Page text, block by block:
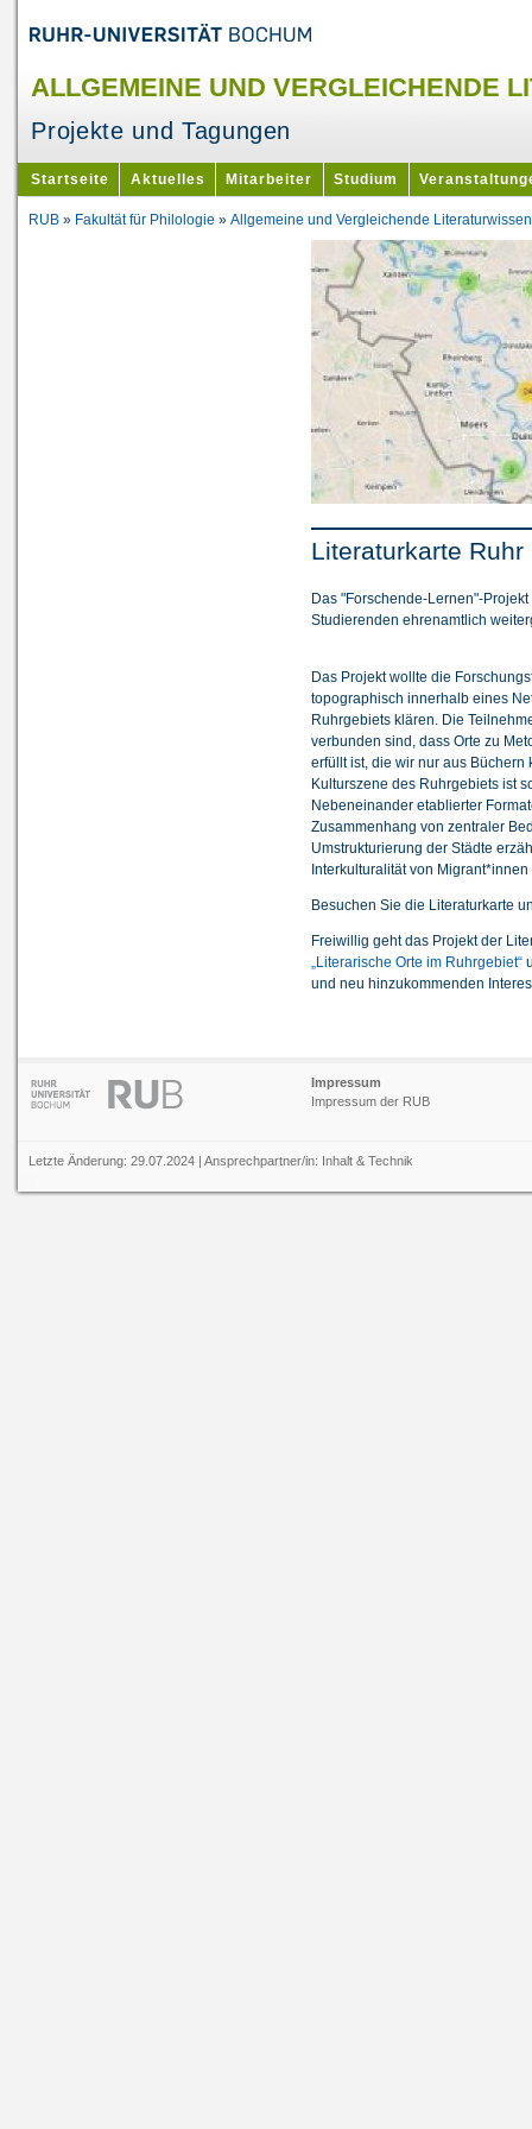
ALLGEMEINE UND VERGLEICHENDE
Projekte und Tagungen
Startseite Aktuelles Mitarbeiter Studium
RUB » Fakultät für Philologie »Allgemeine und Vergleichende
Literaturkarte Ruhr
Das "Forschende-Lernen"-
Studierenden ehrenamtlich
Das Projekt wollte die
topographisch innerhalb eines
Ruhrgebiets klären. Die
verbunden sind, dass Orte zu
erfüllt ist, die wir nur aus
Kulturszene des Ruhrgebiets ist
Nebeneinander etablierter
Zusammenhang von zentraler
Umstrukturierung der Städte
Interkulturalität von
Besuchen Sie die Literaturkarte
Freiwillig geht das Projekt der
„Literarische Orte im Ruhrgebiet“
und neu hinzukommenden
Impressum
Impressum der RUB
Letzte Änderung: 29.07.2024 | Ansprechpartner/in: Inhalt &Technik